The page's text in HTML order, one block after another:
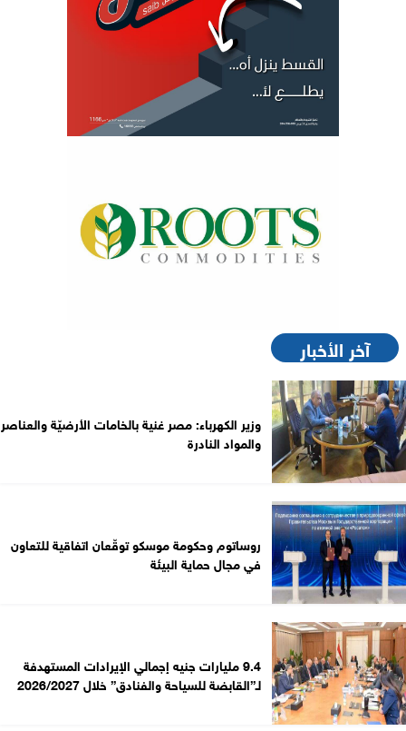
آخر الأخبار
وزير الكهرباء: مصر غنية بالخامات الأرضيّة والعناصر
والمواد النادرة
روساتوم وحكومة موسكو توقّعان اتفاقية للتعاون
في مجال حماية البيئة
9.4 مليارات جنيه إجمالي الإيرادات المستهدفة
لـ”القابضة للسياحة والفنادق” خلال 2026/2027